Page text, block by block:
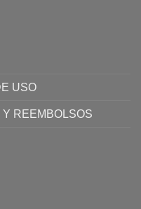
USO
REEMBOLSOS